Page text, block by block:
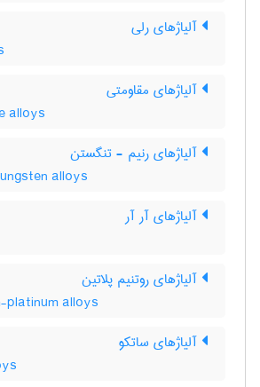
آلیاژهای رلی
آلیاژهای مقاومتی
alloys
آلیاژهای رنیم - تنگستن
alloys
آلیاژهای آر آر
آلیاژهای روتنیم پلاتین
platinum alloys
آلیاژهای ساتکو